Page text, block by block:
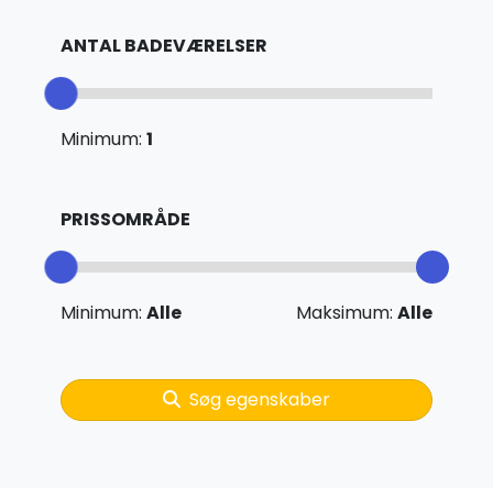
ANTAL BADEVÆRELSER
Minimum:1
PRISSOMRÅDE
Minimum:Alle Maksimum: Alle
Søg egenskaber